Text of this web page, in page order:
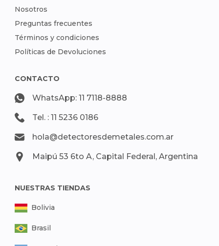
Nosotros
Preguntas frecuentes
Términos y condiciones
Políticas de Devoluciones
CONTACTO
WhatsApp: 11 7118-8888
Tel. : 11 5236 0186
hola@detectoresdemetales.com.ar
Maipú 53 6to A, Capital Federal, Argentina
NUESTRAS TIENDAS
Bolivia
Brasil